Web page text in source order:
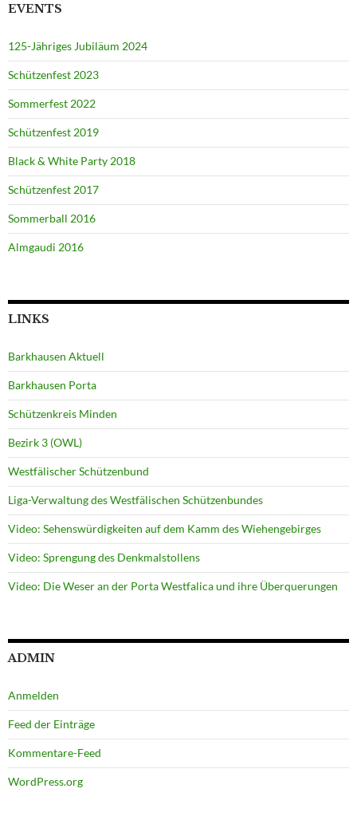
EVENTS
125-Jähriges Jubiläum 2024
Schützenfest 2023
Sommerfest 2022
Schützenfest 2019
Black & White Party 2018
Schützenfest 2017
Sommerball 2016
Almgaudi 2016
LINKS
Barkhausen Aktuell
Barkhausen Porta
Schützenkreis Minden
Bezirk 3 (OWL)
Westfälischer Schützenbund
Liga-Verwaltung des Westfälischen Schützenbundes
Video: Sehenswürdigkeiten auf dem Kamm des Wiehengebirges
Video: Sprengung des Denkmalstollens
Video: Die Weser an der Porta Westfalica und ihre Überquerungen
ADMIN
Anmelden
Feed der Einträge
Kommentare-Feed
WordPress.org